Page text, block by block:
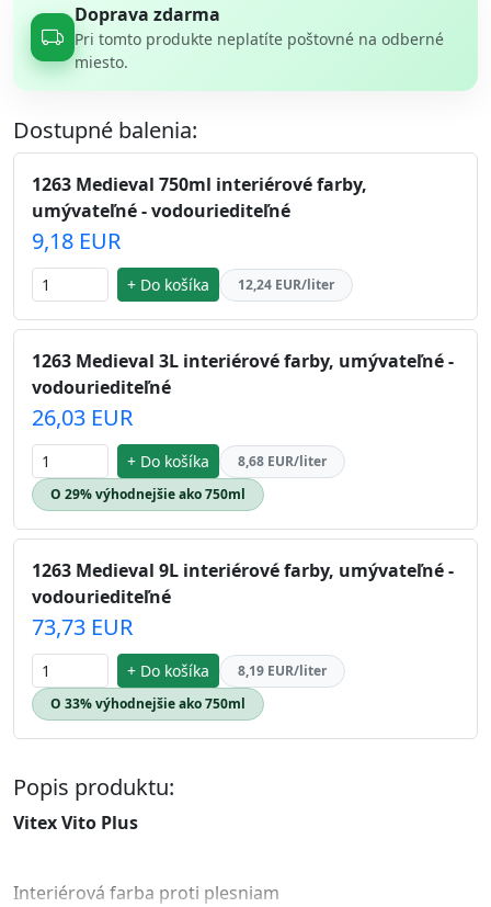
Doprava zdarma
Pri tomto produkte neplatíte poštovné na odberné
miesto.
Dostupné balenia:
1263 Medieval 750ml interiérové farby,
umývateľné - vodouriediteľné
9,18 EUR
+ Do košíka 12,24 EUR/liter
1263 Medieval 3L interiérové farby, umývateľné -
vodouriediteľné
26,03 EUR
+ Do košíka
8,68 EUR/liter
O 29% výhodnejšie ako 750ml
1263 Medieval 9L interiérové farby, umývateľné -
vodouriediteľné
73,73 EUR
+ Do košíka
8,19 EUR/liter
O 33% výhodnejšie ako 750ml
Popis produktu:
Vitex Vito Plus
Interiérová farba proti plesniam